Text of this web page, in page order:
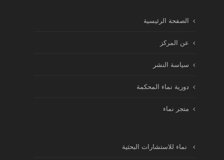
الصفحة الرئيسية
عن المركز
سياسة النشر
دورية نماء المحكمة
متجر نماء
نماء للاستشارات البحثية